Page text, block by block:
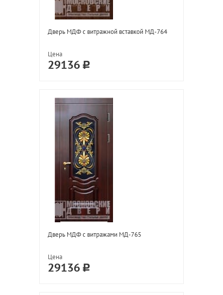
Дверь МДФ с витражной вставкой МД-764
Цена
29136
Дверь МДФ с витражами МД-765
Цена
29136